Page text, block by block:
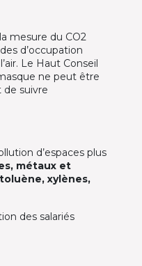
mesure du CO2
d’occupation
Le Haut Conseil
ne peut être
de suivre
d’espaces plus
métaux et
xylènes,
des salariés